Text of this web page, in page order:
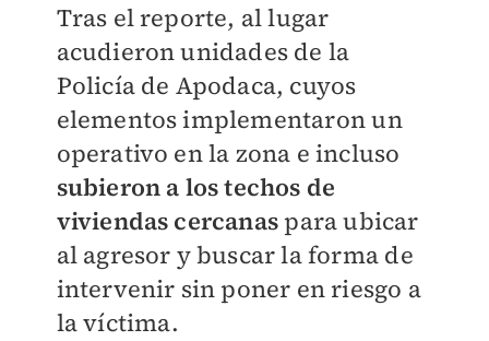
Tras el reporte, al lugar
acudieron unidades de la
Policía de Apodaca, cuyos
elementos implementaron un
operativo en la zona e incluso
subieron a los techos de
viviendas cercanas para ubicar
al agresor y buscar la forma de
intervenir sin poner en riesgo a
la víctima.